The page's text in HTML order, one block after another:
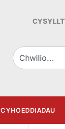
CYHOEDDIADAU